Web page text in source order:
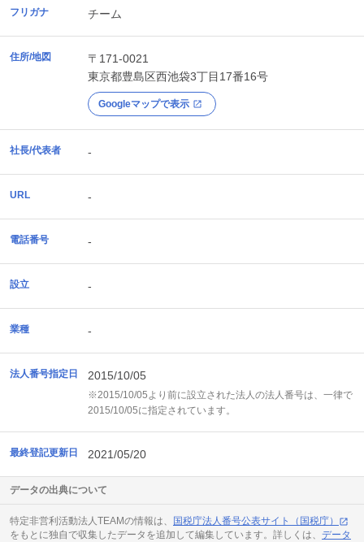
フリガナ チーム
住所/地図
〒171-0021
東京都豊島区西池袋3丁目17番16号
Googleマップで表示
社長/代表者 -
URL -
電話番号 -
設立 -
業種 -
法人番号指定日 2015/10/05
※2015/10/05より前に設立された法人の法人番号は、一律で
2015/10/05に指定されています。
最終登記更新日 2021/05/20
データの出典について
特定非営利活動法人TEAMの情報は、
国税庁法人番号公表サイト（国税庁）
をもとに独自で収集したデータを追加して編集しています。詳しくは、 データ